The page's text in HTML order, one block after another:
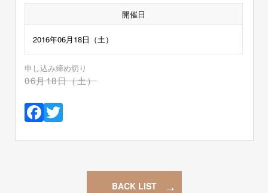
開催日
2016年06月18日（土）
申し込み締め切り
06月18日（土）
Facebook
BACK LIST